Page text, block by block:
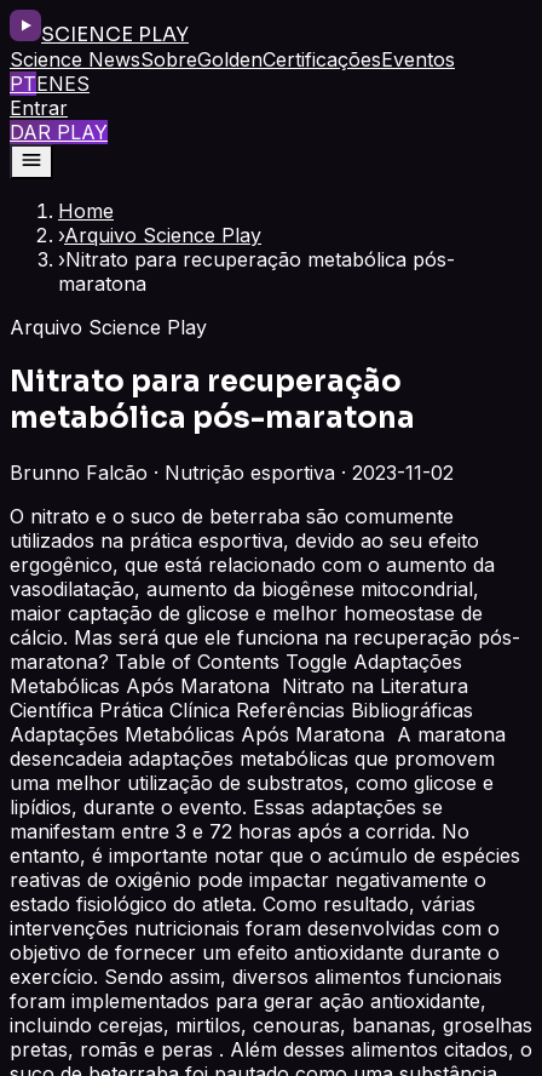
SCIENCE PLAY
Science NewsSobreGoldenCertificaçõesEventos
PTENES
Entrar
DAR PLAY
Home
›Arquivo Science Play
›Nitrato para recuperação metabólica pós-
maratona
Arquivo Science Play
Nitrato para recuperação
metabólica pós-maratona
Brunno Falcão · Nutrição esportiva · 2023-11-02
O nitrato e o suco de beterraba são comumente
utilizados na prática esportiva, devido ao seu efeito
ergogênico, que está relacionado com o aumento da
vasodilatação, aumento da biogênese mitocondrial,
maior captação de glicose e melhor homeostase de
cálcio. Mas será que ele funciona na recuperação pós-
maratona? Table of Contents Toggle Adaptações
Metabólicas Após Maratona Nitrato na Literatura
Científica Prática Clínica Referências Bibliográficas
Adaptações Metabólicas Após Maratona A maratona
desencadeia adaptações metabólicas que promovem
uma melhor utilização de substratos, como glicose e
lipídios, durante o evento. Essas adaptações se
manifestam entre 3 e 72 horas após a corrida. No
entanto, é importante notar que o acúmulo de espécies
reativas de oxigênio pode impactar negativamente o
estado fisiológico do atleta. Como resultado, várias
intervenções nutricionais foram desenvolvidas com o
objetivo de fornecer um efeito antioxidante durante o
exercício. Sendo assim, diversos alimentos funcionais
foram implementados para gerar ação antioxidante,
incluindo cerejas, mirtilos, cenouras, bananas, groselhas
pretas, romãs e peras . Além desses alimentos citados, o